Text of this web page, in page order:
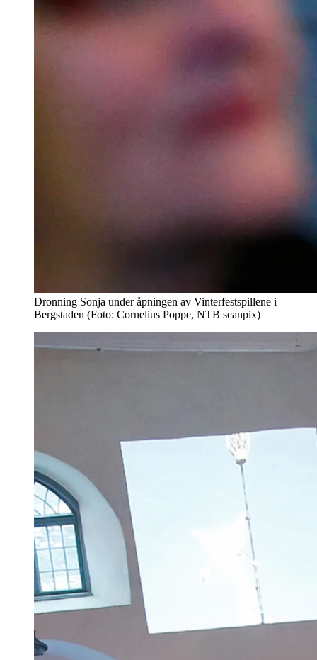
Dronning Sonja under åpningen av Vinterfestspillene i
Bergstaden (Foto: Cornelius Poppe, NTB scanpix)